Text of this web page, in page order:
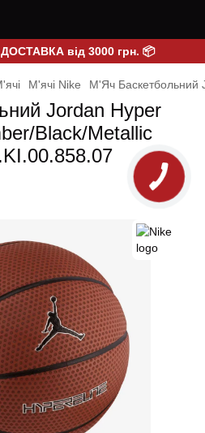
від 3000 грн. 📦
М'ячі Nike М'Яч Баскетбольний
Jordan Hyper
Black/Metallic